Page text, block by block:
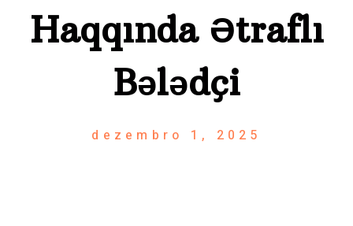
Haqqında Ətraflı
Bələdçi
dezembro 1, 2025